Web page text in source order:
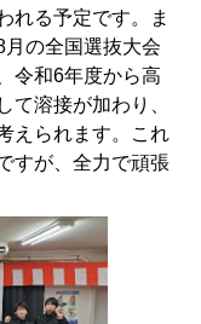
れる予定です。ま
の全国選抜大会
令和6年度から高
て溶接が加わり、
えられます。これ
すが、全力で頑張